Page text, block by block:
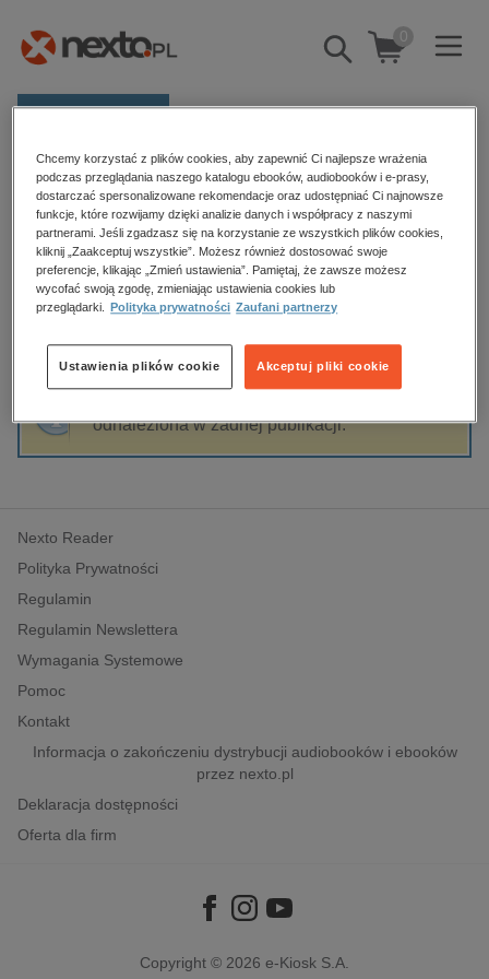
Pokaż/schowaj
wyszukiwarkę
0
Kategorie
Zobacz wszystkie E-prasa
budownictwo, aranżacja wnętrz
biznesowe, branżowe, gospodarka
dzienniki
edukacja
hobby, sport, rozrywka
komputery, internet, technologie, informatyka
polityka, społeczno-informacyjne
psychologiczne
inne
popularno-naukowe
historia
Strona główna Andrzej Zieliński
Andrzej Zieliński
Sortowanie Filtrowanie
odnaleziona w żadnej publikacji.
Nexto Reader
Polityka Prywatności
Regulamin
Regulamin Newslettera
Wymagania Systemowe
Pomoc
Kontakt
Informacja o zakończeniu dystrybucji audiobooków i ebooków
przez nexto.pl
Deklaracja dostępności
Oferta dla firm
Copyright © 2026 e-Kiosk S.A.
Chcemy korzystać z plików cookies, aby zapewnić Ci najlepsze wrażenia
podczas przeglądania naszego katalogu ebooków, audiobooków i e-prasy,
dostarczać spersonalizowane rekomendacje oraz udostępniać Ci najnowsze
funkcje, które rozwijamy dzięki analizie danych i współpracy z naszymi
partnerami. Jeśli zgadzasz się na korzystanie ze wszystkich plików cookies,
kliknij „Zaakceptuj wszystkie”. Możesz również dostosować swoje
preferencje, klikając „Zmień ustawienia”. Pamiętaj, że zawsze możesz
wycofać swoją zgodę, zmieniając ustawienia cookies lub
przeglądarki.
Polityka prywatności Zaufani partnerzy
Akceptuj pliki cookie
Ustawienia plików cookie